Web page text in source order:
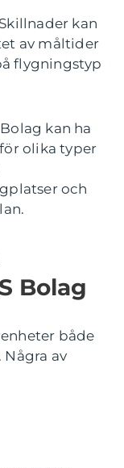
kan
av måltider
flygningstyp
kan ha
olika typer
och
Bolag
både
av